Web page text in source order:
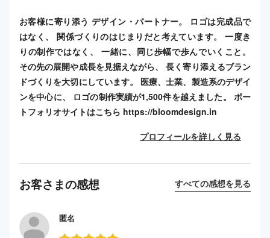
お客様に寄り添う デザイン・パートナー。 ロゴは完成品で
はなく、 関係づくりのはじまりだと考えています。 一度き
りの制作ではなく、 一緒に、同じ歩幅で歩んでいくこと。
その先の展開や成長を見据えながら、 長く寄り添えるブラン
ドづくりを大切にしています。 医療、士業、製造系のデザイ
ンを中心に、 ロゴの制作実績が1,500件を越えました。 ポー
トフォリオサイトはこちら https://bloomdesign.in
プロフィールを詳しく見る
お客さまの感想 すべての感想を見る
匿名